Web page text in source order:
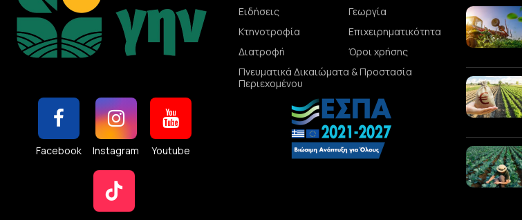
Facebook Instagram Youtube
Ειδήσεις
Γεωργία
Κτηνοτροφία
Επιχειρηματικότητα
Διατροφή
Όροι χρήσης
Πνευματικά Δικαιώματα & Προστασία
Περιεχομένου